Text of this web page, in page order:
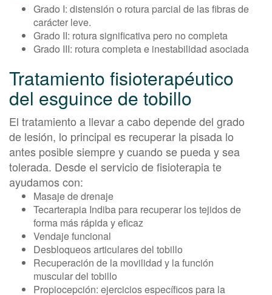
Grado I: distensión o rotura parcial de las fibras de
carácter leve.
Grado II: rotura significativa pero no completa
Grado III: rotura completa e inestabilidad asociada
Tratamiento fisioterapéutico
del esguince de tobillo
El tratamiento a llevar a cabo depende del grado
de lesión, lo principal es recuperar la pisada lo
antes posible siempre y cuando se pueda y sea
tolerada. Desde el servicio de fisioterapia te
ayudamos con:
Masaje de drenaje
Tecarterapia Indiba para recuperar los tejidos de
forma más rápida y eficaz
Vendaje funcional
Desbloqueos articulares del tobillo
Recuperación de la movilidad y la función
muscular del tobillo
Propiocepción: ejercicios específicos para la